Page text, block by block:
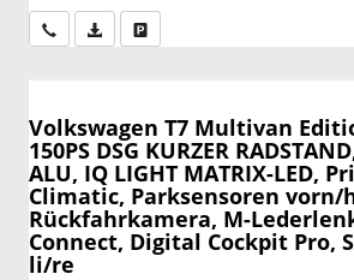
Wir rufen Sie anPDF-Datei, Fahrzeugexposé drucken
Volkswagen T7 Multivan
150PS DSG KURZER
ALU, IQ LIGHT MATRIX-LED,
Climatic, Parksensoren vorn/
Rückfahrkamera, M-
Connect, Digital Cockpit Pro,
li/re